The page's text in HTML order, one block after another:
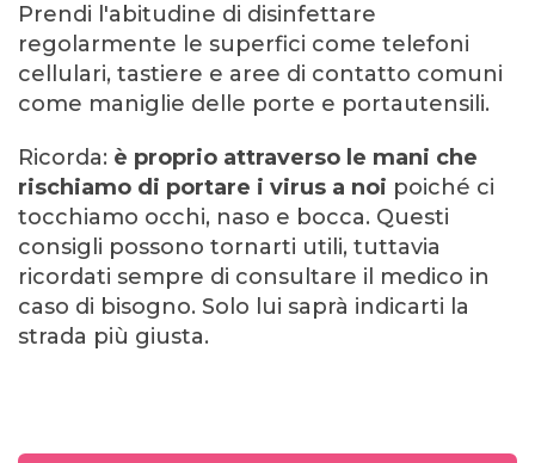
Prendi l'abitudine di disinfettare
regolarmente le superfici come telefoni
cellulari, tastiere e aree di contatto comuni
come maniglie delle porte e portautensili.
Ricorda: è proprio attraverso le mani che
rischiamo di portare i virus a noi poiché ci
tocchiamo occhi, naso e bocca. Questi
consigli possono tornarti utili, tuttavia
ricordati sempre di consultare il medico in
caso di bisogno. Solo lui saprà indicarti la
strada più giusta.